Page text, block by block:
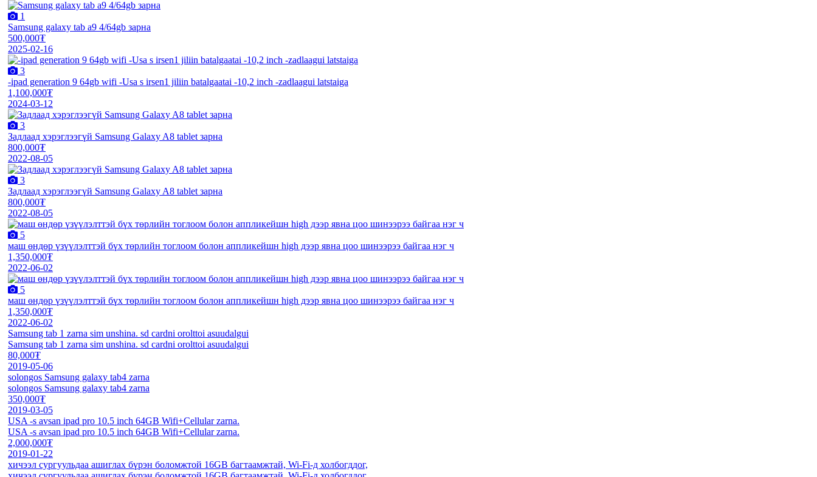
1
Samsung galaxy tab a9 4/64gb зарна
500,000₮
2025-02-16
3
-ipad generation 9 64gb wifi -Usa s irsen1 jiliin batalgaatai -10,2 inch -zadlaagui latstaiga
1,100,000₮
2024-03-12
3
Задлаад хэрэглээгүй Samsung Galaxy A8 tablet зарна
800,000₮
2022-08-05
3
Задлаад хэрэглээгүй Samsung Galaxy A8 tablet зарна
800,000₮
2022-08-05
5
маш өндөр үзүүлэлттэй бүх төрлийн тоглоом болон аппликейшн high дээр явна цоо шинээрээ байгаа нэг ч
1,350,000₮
2022-06-02
5
маш өндөр үзүүлэлттэй бүх төрлийн тоглоом болон аппликейшн high дээр явна цоо шинээрээ байгаа нэг ч
1,350,000₮
2022-06-02
Samsung tab 1 zarna sim unshina. sd cardni orolttoi asuudalgui
Samsung tab 1 zarna sim unshina. sd cardni orolttoi asuudalgui
80,000₮
2019-05-06
solongos Samsung galaxy tab4 zarna
solongos Samsung galaxy tab4 zarna
350,000₮
2019-03-05
USA -s avsan ipad pro 10.5 inch 64GB Wifi+Cellular zarna.
USA -s avsan ipad pro 10.5 inch 64GB Wifi+Cellular zarna.
2,000,000₮
2019-01-22
хичээл сургуульдаа ашиглах бүрэн боломжтой 16GB багтаамжтай, Wi-Fi-д холбогддог,